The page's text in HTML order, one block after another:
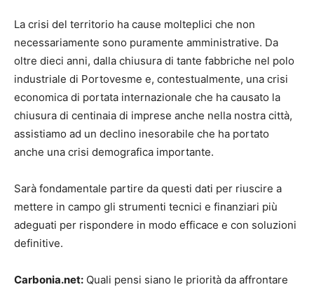
La crisi del territorio ha cause molteplici che non
necessariamente sono puramente amministrative. Da
oltre dieci anni, dalla chiusura di tante fabbriche nel polo
industriale di Portovesme e, contestualmente, una crisi
economica di portata internazionale che ha causato la
chiusura di centinaia di imprese anche nella nostra città,
assistiamo ad un declino inesorabile che ha portato
anche una crisi demografica importante.
Sarà fondamentale partire da questi dati per riuscire a
mettere in campo gli strumenti tecnici e finanziari più
adeguati per rispondere in modo efficace e con soluzioni
definitive.
Carbonia.net: Quali pensi siano le priorità da affrontare